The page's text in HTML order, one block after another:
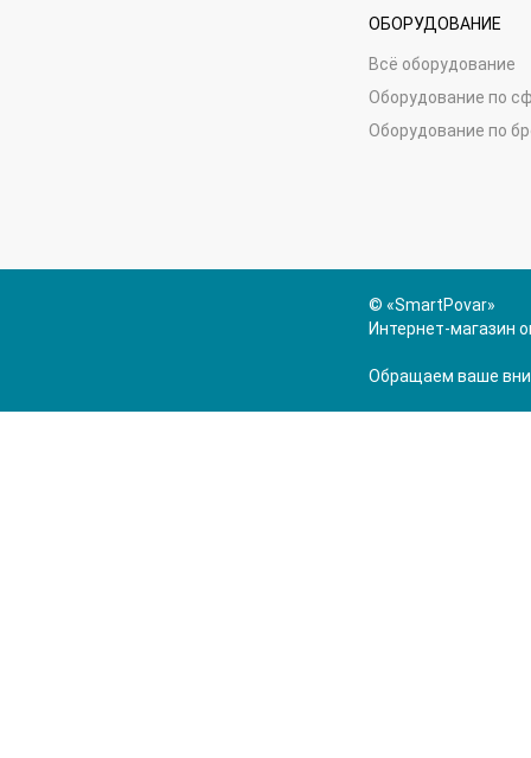
ОБОРУДОВАНИЕ
Всё оборудование
Оборудование по
Оборудование по
© «SmartPovar»
Интернет-магазин
Обращаем ваше